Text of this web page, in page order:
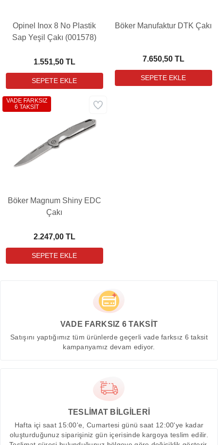
Opinel Inox 8 No Plastik
Sap Yeşil Çakı (001578)
1.551,50 TL
Böker Manufaktur DTK Çakı
7.650,50 TL
Böker Magnum Shiny EDC
Çakı
2.247,00 TL
VADE FARKSIZ
6 TAKSİT
VADE FARKSIZ 6 TAKSİT
Satışını yaptığımız tüm ürünlerde geçerli vade farksız 6 taksit
kampanyamız devam ediyor.
TESLİMAT BİLGİLERİ
Hafta içi saat 15:00'e, Cumartesi günü saat 12:00'ye kadar
oluşturduğunuz siparişiniz gün içerisinde kargoya teslim edilir.